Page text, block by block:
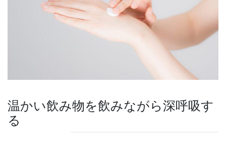
温かい飲み物を飲みながら深呼吸す
る